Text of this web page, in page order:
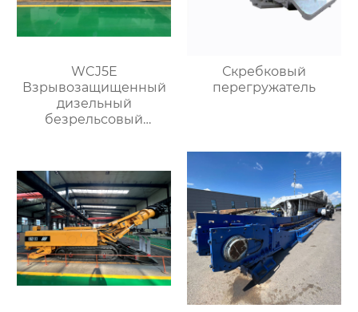
WCJ5E
Взрывозащищенный
дизельный
безрельсовый
Скребковый
перегружатель